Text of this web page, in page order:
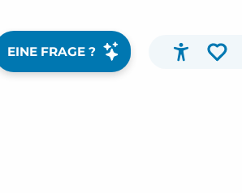
EINE FRAGE ?